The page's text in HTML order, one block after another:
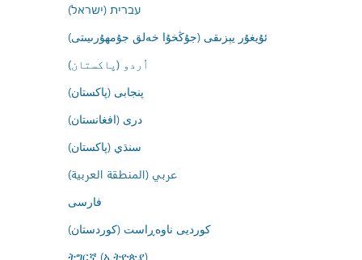
עברית (ישראל)
ئۇيغۇر يېزىقى (جۇڭخۇا خەلق جۇمھۇرىيىتى)
اُردو (پاکستان)
پنجابی (پاکستان)
درى (افغانستان)
سنڌي (پاکستان)
عربي (المنطقة العربية)
فارسى
کوردیی ناوەڕاست (کوردستان)
ትግርኛ (ኢትዮጵያ)